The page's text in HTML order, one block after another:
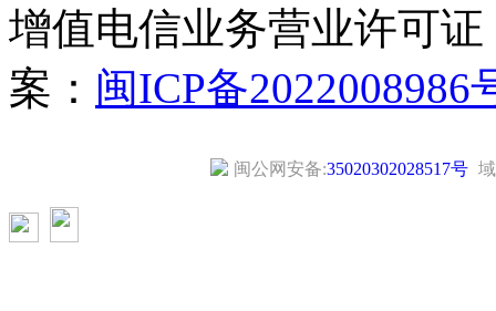
增值电信业务营业许可证
案： 闽ICP备2022008986
闽公网安备:35020302028517号